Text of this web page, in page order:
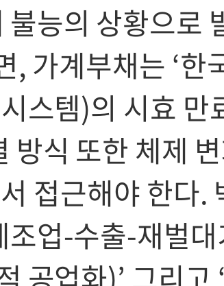
능의 상황으로
, 가계부채는 ‘한
스템)의 시효 만
방식 또한 체제
접근해야 한다.
업-수출-재벌대
공업화)’ 그리고